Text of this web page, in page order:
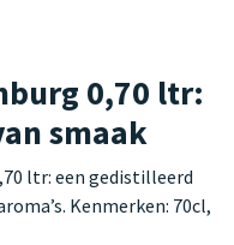
0,70 ltr:
smaak
ltr: een gedistilleerd
Kenmerken: 70cl,